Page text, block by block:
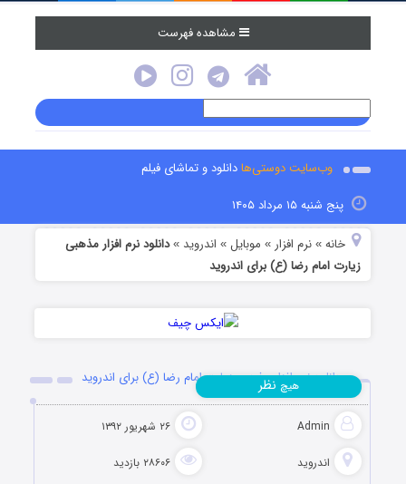
مشاهده فهرست
وب‌سایت دوستی‌هادانلود و تماشای فیلم
پنج شنبه ۱۵ مرداد ۱۴۰۵
خانه »نرم افزار » موبایل » اندروید »دانلود نرم افزار مذهبی
زیارت امام رضا (ع) برای اندروید
دانلود نرم افزار مذهبی زیارت امام رضا (ع) برای اندروید
Admin ۲۶ شهریور ۱۳۹۲
اندروید ۲۸۶۰۶ بازدید
هیچ نظر